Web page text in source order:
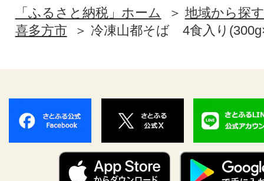
「ふるさと納税」ホーム
地域から探す
喜多方市
冷凍山都そば 4食入り